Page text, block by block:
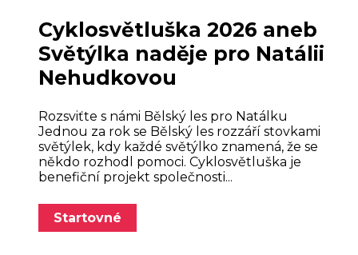
Cyklosvětluška 2026 aneb
Světýlka naděje pro Natálii
Nehudkovou
Rozsviťte s námi Bělský les pro Natálku
Jednou za rok se Bělský les rozzáří stovkami
světýlek, kdy každé světýlko znamená, že se
někdo rozhodl pomoci. Cyklosvětluška je
benefiční projekt společnosti...
Startovné